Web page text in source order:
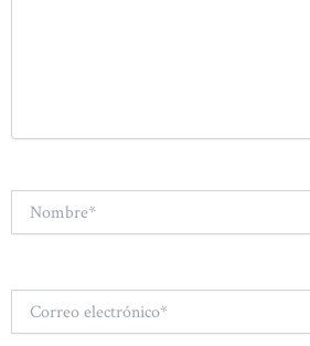
electrónico*